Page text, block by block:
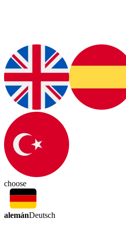
choose
alemánDeutsch